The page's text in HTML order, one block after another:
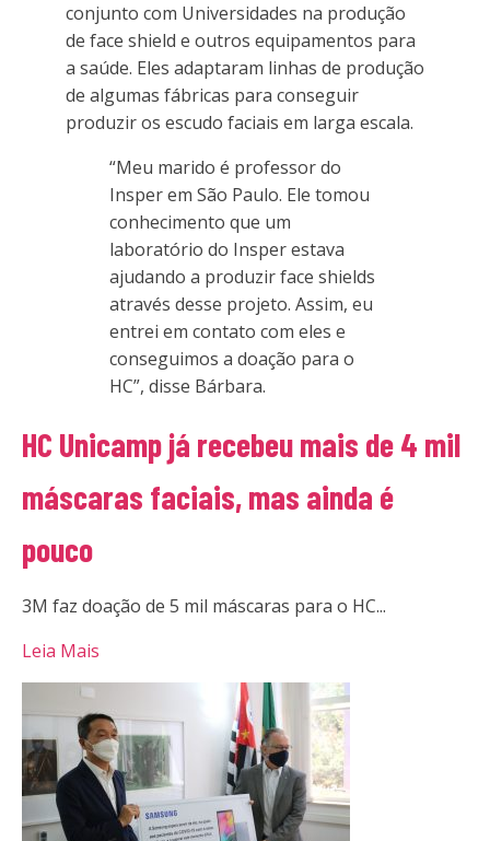
conjunto com Universidades na produção
de face shield e outros equipamentos para
a saúde. Eles adaptaram linhas de produção
de algumas fábricas para conseguir
produzir os escudo faciais em larga escala.
“Meu marido é professor do
Insper em São Paulo. Ele tomou
conhecimento que um
laboratório do Insper estava
ajudando a produzir face shields
através desse projeto. Assim, eu
entrei em contato com eles e
conseguimos a doação para o
HC”, disse Bárbara.
HC Unicamp já recebeu mais de 4 mil
máscaras faciais, mas ainda é
pouco
3M faz doação de 5 mil máscaras para o HC...
Leia Mais